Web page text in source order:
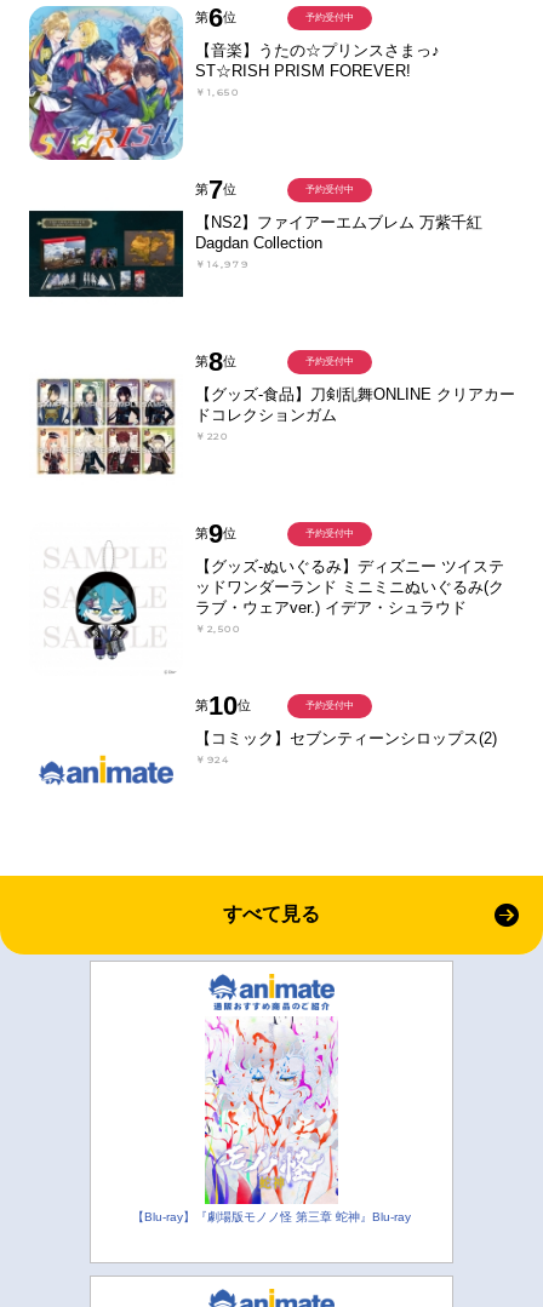
第6位
【音楽】うたの☆プリンスさまっ♪
ST☆RISH PRISM FOREVER!
￥1,650
予約受付中
第7位
【NS2】ファイアーエムブレム 万紫千紅
Dagdan Collection
￥14,979
予約受付中
第8位
【グッズ-食品】刀剣乱舞ONLINE クリアカー
ドコレクションガム
￥220
予約受付中
第9位
【グッズ-ぬいぐるみ】ディズニー ツイステ
ッドワンダーランド ミニミニぬいぐるみ(ク
ラブ・ウェアver.) イデア・シュラウド
￥2,500
予約受付中
第10位
【コミック】セブンティーンシロップス(2)
￥924
予約受付中
すべて見る
【Blu-ray】『劇場版モノノ怪 第三章 蛇神』Blu-ray